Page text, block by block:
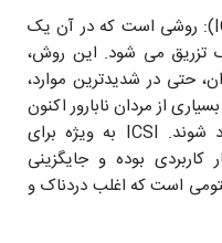
تزریق داخل سیتوپلاسمی اسپرم (ICSI): روشی است که در آن یک
تزریق می ‌شود. این روش،
حتی در شدیدترین موارد،
از مردان نابارور اکنون
می ‌توانند صاحب فرزند ژنتیکی خود شوند. ICSI به ویژه برای
کاربردی بوده و جایگزینی
است که اغلب دردناک و